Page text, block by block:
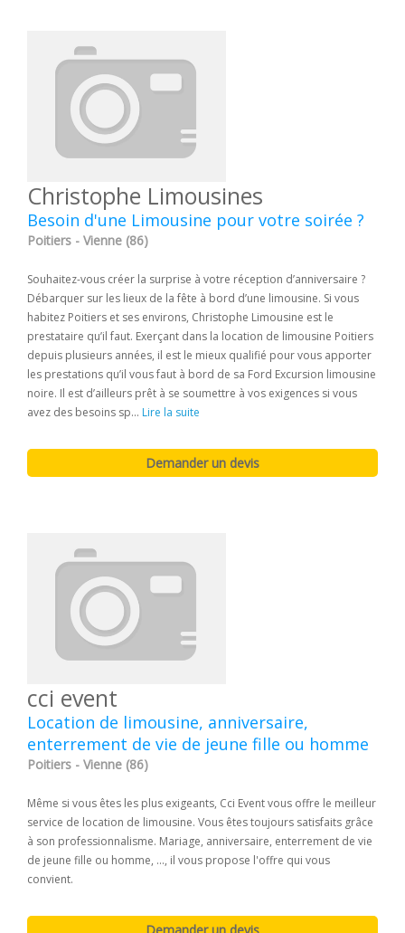
Christophe Limousines
Besoin d'une Limousine pour votre soirée ?
Poitiers - Vienne (86)
Souhaitez-vous créer la surprise à votre réception d’anniversaire ?
Débarquer sur les lieux de la fête à bord d’une limousine. Si vous
habitez Poitiers et ses environs, Christophe Limousine est le
prestataire qu’il faut. Exerçant dans la location de limousine Poitiers
depuis plusieurs années, il est le mieux qualifié pour vous apporter
les prestations qu’il vous faut à bord de sa Ford Excursion limousine
noire. Il est d’ailleurs prêt à se soumettre à vos exigences si vous
avez des besoins sp... Lire la suite
cci event
Location de limousine, anniversaire,
enterrement de vie de jeune fille ou homme
Poitiers - Vienne (86)
Même si vous êtes les plus exigeants, Cci Event vous offre le meilleur
service de location de limousine. Vous êtes toujours satisfaits grâce
à son professionnalisme. Mariage, anniversaire, enterrement de vie
de jeune fille ou homme, ..., il vous propose l'offre qui vous
convient.